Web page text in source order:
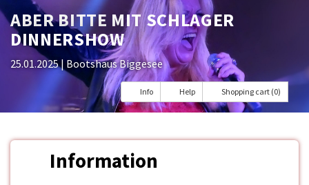
ABER BITTE MIT SCHLAGER
DINNERSHOW
25.01.2025| Bootshaus Biggesee
Info Help Shopping cart (0)
Information